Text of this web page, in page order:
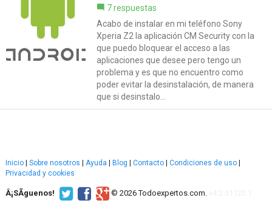
7 respuestas
Acabo de instalar en mi teléfono Sony
Xperia Z2 la aplicación CM Security con la
que puedo bloquear el acceso a las
aplicaciones que desee pero tengo un
problema y es que no encuentro como
poder evitar la desinstalación, de manera
que si desinstalo...
Inicio Sobre nosotros Ayuda Blog Contacto Condiciones de uso
Privacidad y cookies
Â¡SÃ­guenos! © 2026 Todoexpertos.com.